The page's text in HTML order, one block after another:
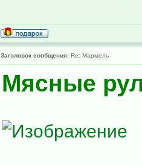
Заголовок сообщения: Re: Мармель
Мясные